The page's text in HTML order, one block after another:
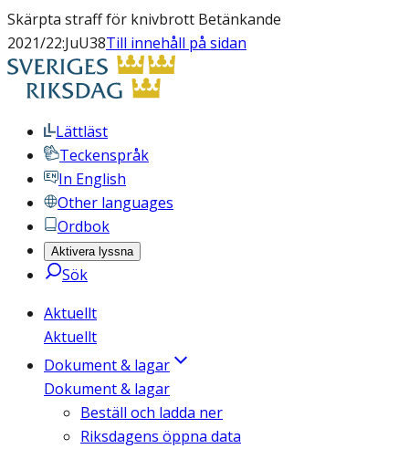
Skärpta straff för knivbrott Betänkande
2021/22:JuU38Till innehåll på sidan
Lättläst
Teckenspråk
In English
Other languages
Ordbok
Aktivera lyssna
Sök
Aktuellt
Aktuellt
Dokument & lagar
Dokument & lagar
Beställ och ladda ner
Riksdagens öppna data